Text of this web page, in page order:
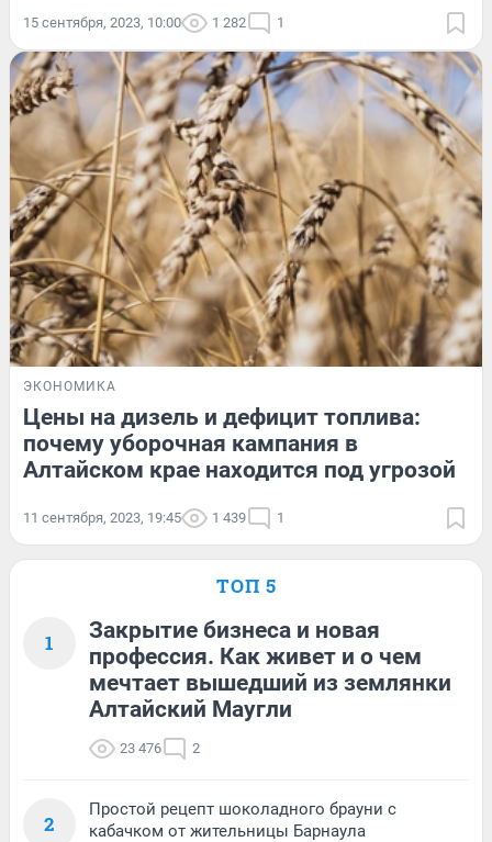
15 сентября, 2023, 10:00 1 282 1
ЭКОНОМИКА
Цены на дизель и дефицит топлива:
почему уборочная кампания в
Алтайском крае находится под угрозой
11 сентября, 2023, 19:45 1 439 1
ТОП 5
1
Закрытие бизнеса и новая
профессия. Как живет и о чем
мечтает вышедший из землянки
Алтайский Маугли
23 476 2
2
Простой рецепт шоколадного брауни с
кабачком от жительницы Барнаула